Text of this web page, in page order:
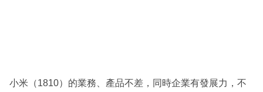
小米（1810）的業務、產品不差，同時企業有發展力，不